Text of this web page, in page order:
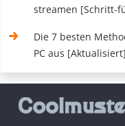
streamen [Schritt-
Die 7 besten
PC aus [Aktualisiert]